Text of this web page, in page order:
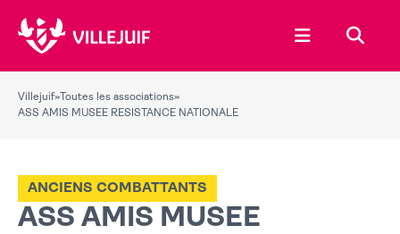
Ouvrir le
Villejuif» Toutes les associations»
ASS AMIS MUSEE RESISTANCE NATIONALE
ASS AMIS MUSEE
ANCIENS COMBATTANTS